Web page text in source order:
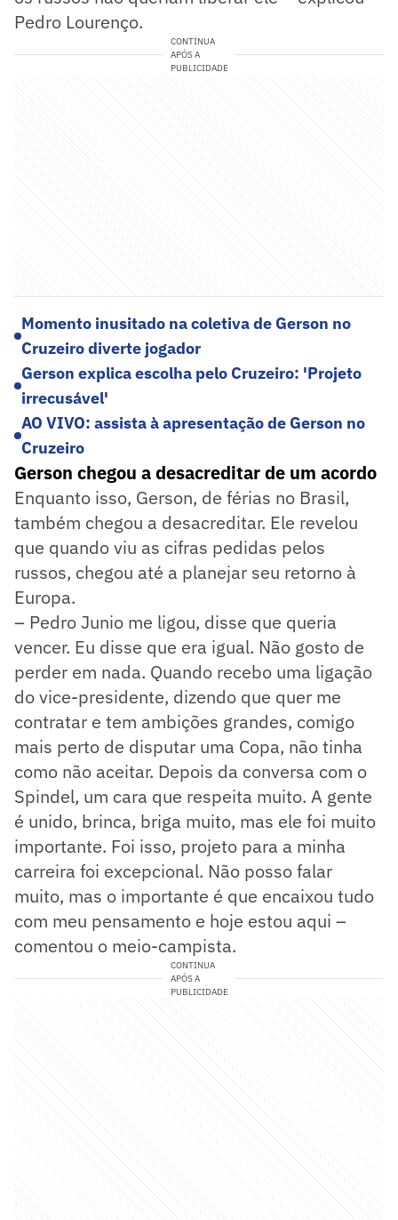
Pedro Lourenço.
CONTINUA
APÓS A
PUBLICIDADE
Momento inusitado na coletiva de Gerson no
Cruzeiro diverte jogador
Gerson explica escolha pelo Cruzeiro: 'Projeto
irrecusável'
AO VIVO: assista à apresentação de Gerson no
Cruzeiro
Gerson chegou a desacreditar de um acordo
Enquanto isso, Gerson, de férias no Brasil,
também chegou a desacreditar. Ele revelou
que quando viu as cifras pedidas pelos
russos, chegou até a planejar seu retorno à
Europa.
– Pedro Junio me ligou, disse que queria
vencer. Eu disse que era igual. Não gosto de
perder em nada. Quando recebo uma ligação
do vice-presidente, dizendo que quer me
contratar e tem ambições grandes, comigo
mais perto de disputar uma Copa, não tinha
como não aceitar. Depois da conversa com o
Spindel, um cara que respeita muito. A gente
é unido, brinca, briga muito, mas ele foi muito
importante. Foi isso, projeto para a minha
carreira foi excepcional. Não posso falar
muito, mas o importante é que encaixou tudo
com meu pensamento e hoje estou aqui –
comentou o meio-campista.
CONTINUA
APÓS A
PUBLICIDADE